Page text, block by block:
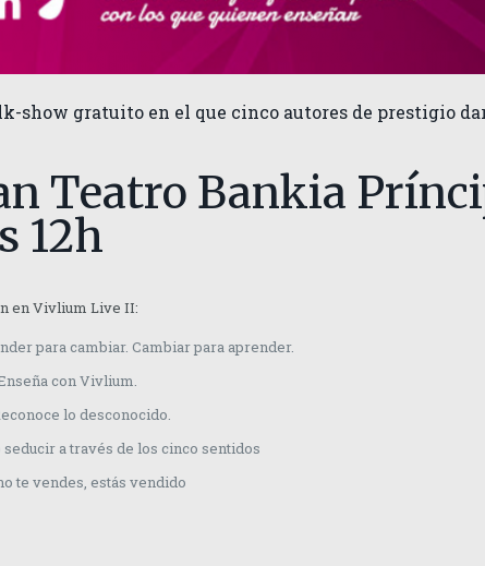
show gratuito en el que cinco autores de prestigio
Teatro Bankia
12h
en Vivlium Live II:
para cambiar. Cambiar para aprender.
con Vivlium.
lo desconocido.
a través de los cinco sentidos
te vendes, estás vendido